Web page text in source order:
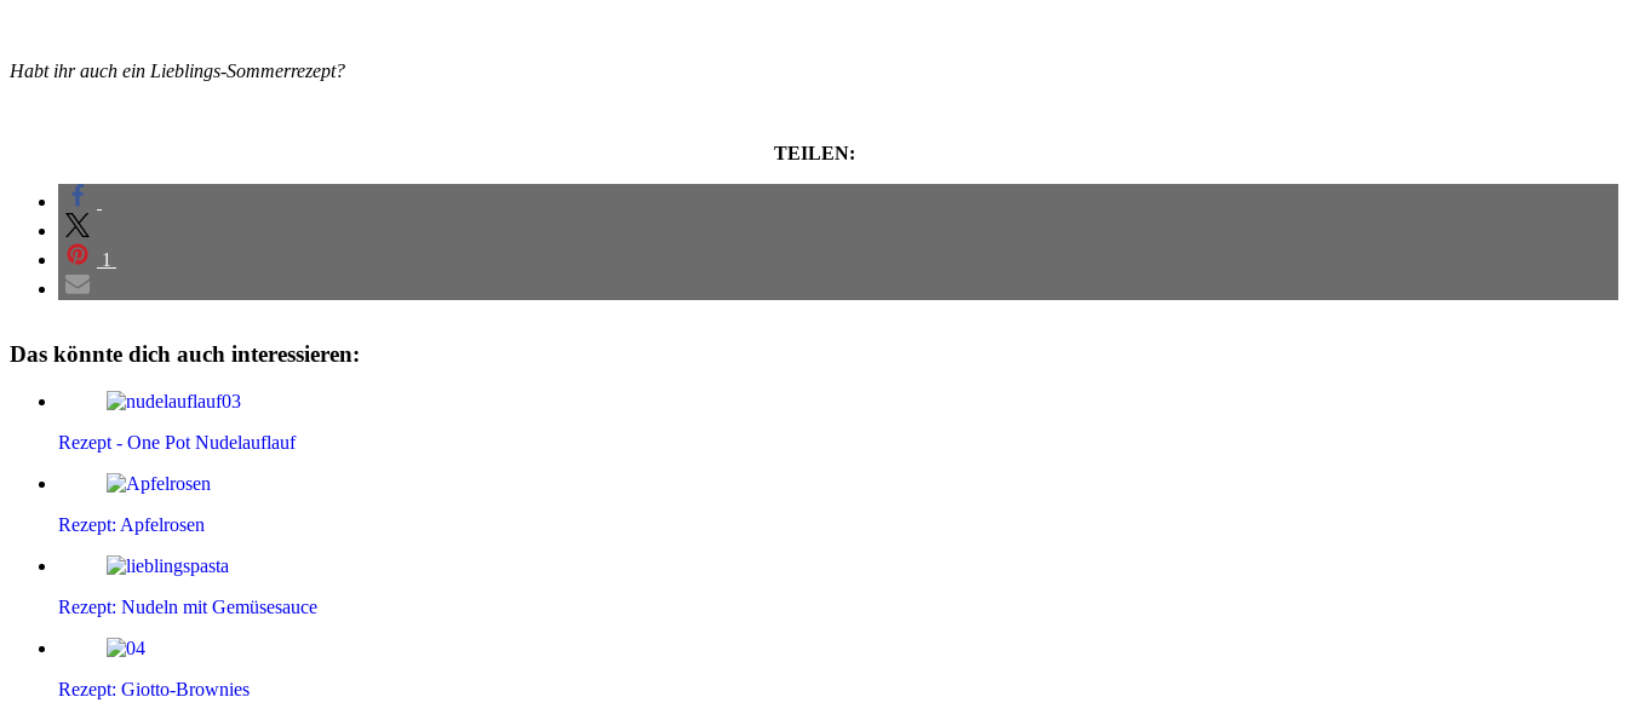
Habt ihr auch ein Lieblings-Sommerrezept?
TEILEN:
1
Das könnte dich auch interessieren:
Rezept - One Pot Nudelauflauf
Rezept: Apfelrosen
Rezept: Nudeln mit Gemüsesauce
Rezept: Giotto-Brownies